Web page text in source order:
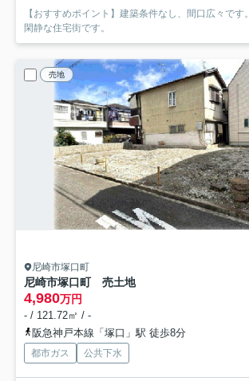
【おすすめポイント】建築条件なし、間口広々です。
閑静な住宅街です。
売地
尼崎市塚口町
尼崎市塚口町 売土地
4,980万円
- / 121.72㎡ / -
阪急神戸本線「塚口」駅 徒歩8分
都市ガス 公共下水